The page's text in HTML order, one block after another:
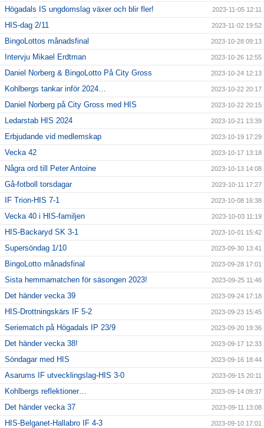
Högadals IS ungdomslag växer och blir fler! 2023-11-05 12:11
HIS-dag 2/11 2023-11-02 19:52
BingoLottos månadsfinal 2023-10-28 09:13
Intervju Mikael Erdtman 2023-10-26 12:55
Daniel Norberg & BingoLotto På City Gross 2023-10-24 12:13
Kohlbergs tankar inför 2024… 2023-10-22 20:17
Daniel Norberg på City Gross med HIS 2023-10-22 20:15
Ledarstab HIS 2024 2023-10-21 13:39
Erbjudande vid medlemskap 2023-10-19 17:29
Vecka 42 2023-10-17 13:18
Några ord till Peter Antoine 2023-10-13 14:08
Gå-fotboll torsdagar 2023-10-11 17:27
IF Trion-HIS 7-1 2023-10-08 16:38
Vecka 40 i HIS-familjen 2023-10-03 11:19
HIS-Backaryd SK 3-1 2023-10-01 15:42
Supersöndag 1/10 2023-09-30 13:41
BingoLotto månadsfinal 2023-09-28 17:01
Sista hemmamatchen för säsongen 2023! 2023-09-25 11:46
Det händer vecka 39 2023-09-24 17:18
HIS-Drottningskärs IF 5-2 2023-09-23 15:45
Seriematch på Högadals IP 23/9 2023-09-20 19:36
Det händer vecka 38! 2023-09-17 12:33
Söndagar med HIS 2023-09-16 18:44
Asarums IF utvecklingslag-HIS 3-0 2023-09-15 20:11
Kohlbergs reflektioner… 2023-09-14 09:37
Det händer vecka 37 2023-09-11 13:08
HIS-Belganet-Hallabro IF 4-3 2023-09-10 17:01